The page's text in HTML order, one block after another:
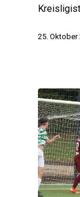
25. Oktober